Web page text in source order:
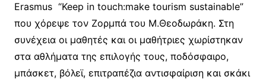
Erasmus “Keep in touch:make tourism sustainable”
που χόρεψε τον Ζορμπά του Μ.Θεοδωράκη. Στη
συνέχεια οι μαθητές και οι μαθήτριες χωρίστηκαν
στα αθλήματα της επιλογής τους, ποδόσφαιρο,
μπάσκετ, βόλεϊ, επιτραπέζια αντισφαίριση και σκάκι